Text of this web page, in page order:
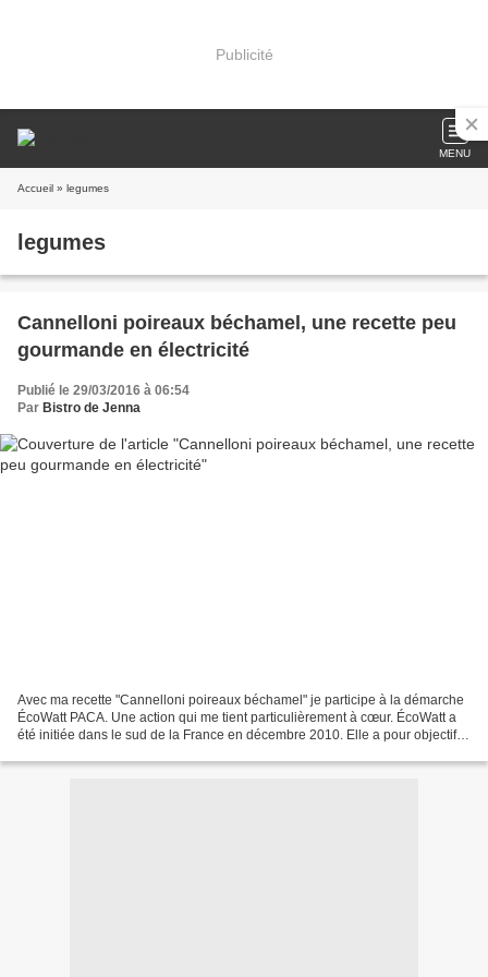
Publicité
MENU
Accueil » legumes
legumes
Cannelloni poireaux béchamel, une recette peu
gourmande en électricité
Publié le 29/03/2016 à 06:54
Par Bistro de Jenna
Avec ma recette "Cannelloni poireaux béchamel" je participe à la démarche
ÉcoWatt PACA. Une action qui me tient particulièrement à cœur. ÉcoWatt a
été initiée dans le sud de la France en décembre 2010. Elle a pour objectif